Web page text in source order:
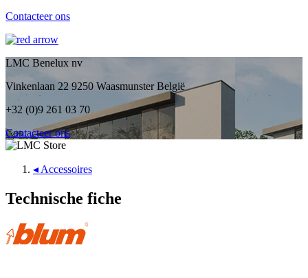
Contacteer ons
LMC Benelux nv
Vinkenlaan 22 9250 Waasmunster België
+32 (0)9 261 03 70
Contacteer ons
◂ Accessoires
Technische fiche